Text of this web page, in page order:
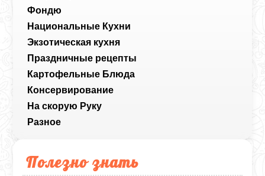
Фондю
Национальные Кухни
Экзотическая кухня
Праздничные рецепты
Картофельные Блюда
Консервирование
На скорую Руку
Разное
Полезно знать